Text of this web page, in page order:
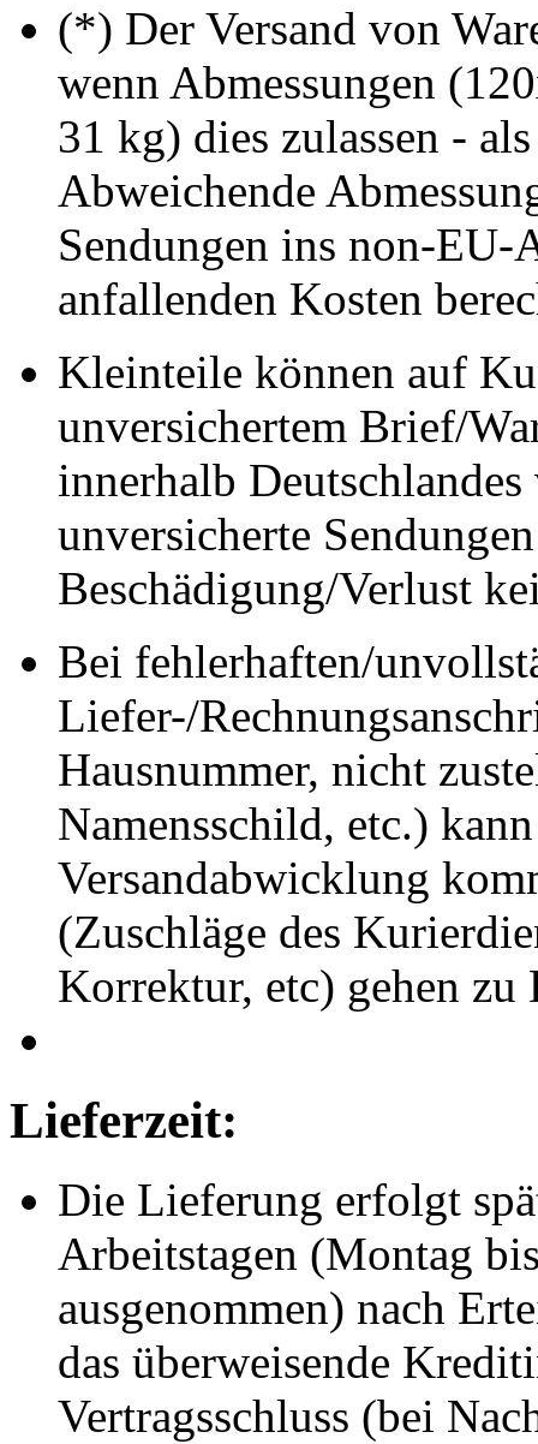
(*) Der Versand von
wenn Abmessungen
31 kg) dies zulassen -
Abweichende
Sendungen ins non-EU-
anfallenden Kosten
Kleinteile können auf
unversichertem Brief/
innerhalb
unversicherte
Beschädigung/Verlust
Bei fehlerhaften/
Liefer-/
Hausnummer, nicht
Namensschild, etc.)
Versandabwicklung
(Zuschläge des
Korrektur, etc) gehen zu
Lieferzeit:
Die Lieferung erfolgt
Arbeitstagen (Montag
ausgenommen) nach
das überweisende
Vertragsschluss (bei